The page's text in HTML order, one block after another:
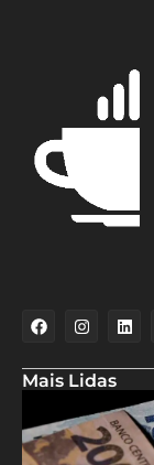
Mais Lidas